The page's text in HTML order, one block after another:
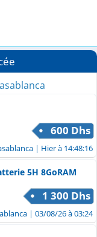
600 Dhs
| Hier à 14:48:16
5H 8GoRAM
1 300 Dhs
| 03/08/26 à 03:24